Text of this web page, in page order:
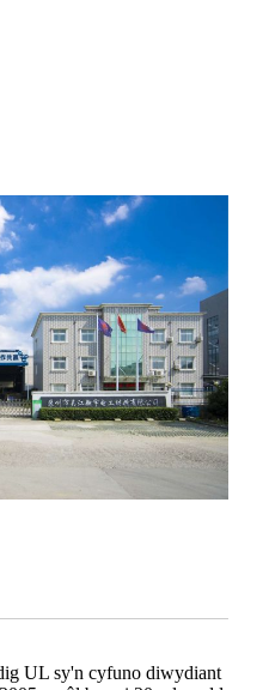
UL sy'n cyfuno diwydiant